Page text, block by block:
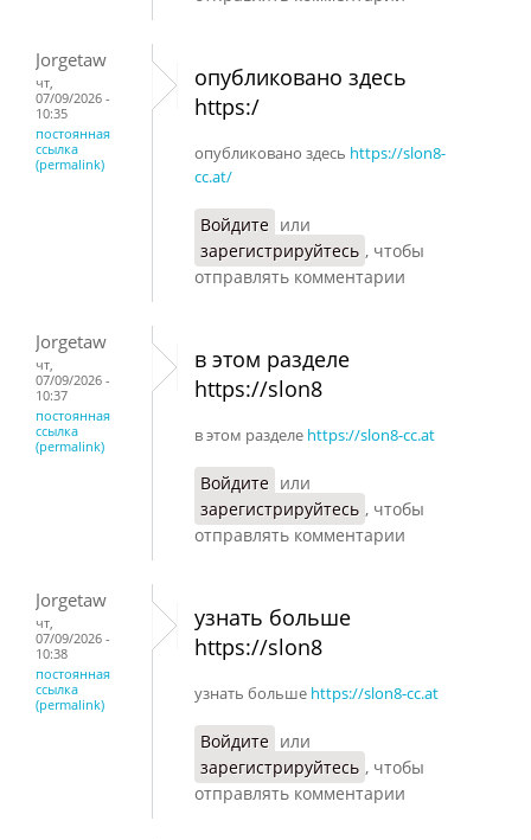
Jorgetaw
чт,
07/09/2026 -
10:35
постоянная
ссылка
(permalink)
опубликовано здесь
https:/
опубликовано здесь https://slon8-
cc.at/
Войдите или
зарегистрируйтесь , чтобы
отправлять комментарии
Jorgetaw
чт,
07/09/2026 -
10:37
постоянная
ссылка
(permalink)
в этом разделе
https://slon8
в этом разделе https://slon8-cc.at
Войдите или
зарегистрируйтесь , чтобы
отправлять комментарии
Jorgetaw
чт,
07/09/2026 -
10:38
постоянная
ссылка
(permalink)
узнать больше
https://slon8
узнать больше https://slon8-cc.at
Войдите или
зарегистрируйтесь , чтобы
отправлять комментарии